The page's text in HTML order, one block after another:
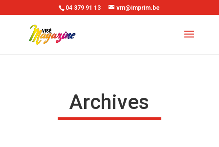
04 379 91 13 vm@imprim.be
Archives